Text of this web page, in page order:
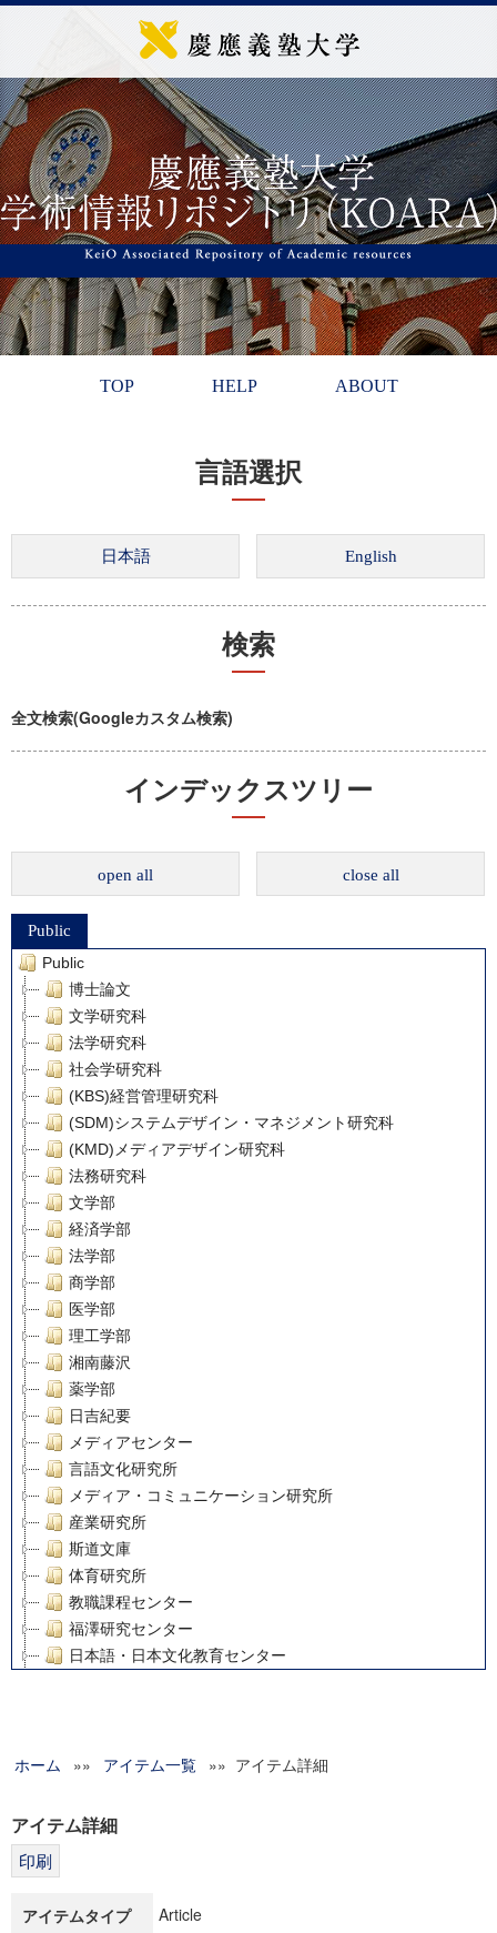
TOP HELP ABOUT
言語選択
検索
全文検索(Googleカスタム検索)
インデックスツリー
open all close all
Public
Public
博士論文
文学研究科
法学研究科
社会学研究科
(KBS)経営管理研究科
(SDM)システムデザイン・マネジメント研究科
(KMD)メディアデザイン研究科
法務研究科
文学部
経済学部
法学部
商学部
医学部
理工学部
湘南藤沢
薬学部
日吉紀要
メディアセンター
言語文化研究所
メディア・コミュニケーション研究所
産業研究所
斯道文庫
体育研究所
教職課程センター
福澤研究センター
日本語・日本文化教育センター
グローバルリサーチインスティテュート
科学研究費補助金研究成果報告書
博士課程教育リーディングプログラム「超成熟社会発展のサ
ホーム »» アイテム一覧 »» アイテム詳細
アイテム詳細
アイテムタイプ Article